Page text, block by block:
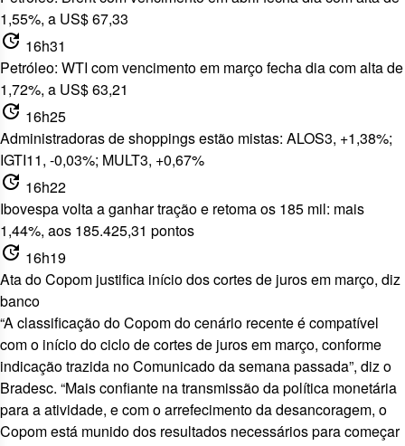
1,55%, a US$ 67,33
update 16h31
Petróleo: WTI com vencimento em março fecha dia com alta de
1,72%, a US$ 63,21
update 16h25
Administradoras de shoppings estão mistas: ALOS3, +1,38%;
IGTI11, -0,03%; MULT3, +0,67%
update 16h22
Ibovespa volta a ganhar tração e retoma os 185 mil: mais
1,44%, aos 185.425,31 pontos
update 16h19
Ata do Copom justifica início dos cortes de juros em março, diz
banco
“A classificação do Copom do cenário recente é compatível
com o início do ciclo de cortes de juros em março, conforme
indicação trazida no Comunicado da semana passada”, diz o
Bradesc. “Mais confiante na transmissão da política monetária
para a atividade, e com o arrefecimento da desancoragem, o
Copom está munido dos resultados necessários para começar